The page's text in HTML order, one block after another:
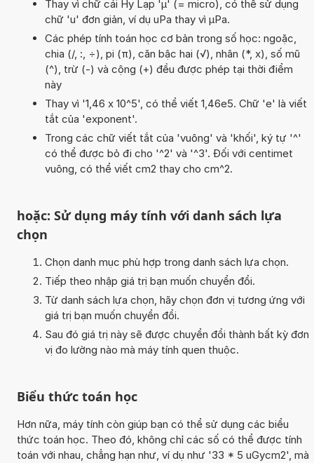
Thay vì chữ cái Hy Lạp 'µ' (= micro), có thể sử dụng
chữ 'u' đơn giản, ví dụ uPa thay vì µPa.
Các phép tính toán học cơ bản trong số học: ngoặc,
chia (/, :, ÷), pi (π), căn bậc hai (√), nhân (*, x), số mũ
(^), trừ (-) và cộng (+) đều được phép tại thời điểm
này
Thay vì '1,46 x 10^5', có thể viết 1,46e5. Chữ 'e' là viết
tắt của 'exponent'.
Trong các chữ viết tắt của 'vuông' và 'khối', ký tự '^'
có thể được bỏ đi cho '^2' và '^3'. Đối với centimet
vuông, có thể viết cm2 thay cho cm^2.
hoặc: Sử dụng máy tính với danh sách lựa
chọn
Chọn danh mục phù hợp trong danh sách lựa chọn.
Tiếp theo nhập giá trị bạn muốn chuyển đổi.
Từ danh sách lựa chọn, hãy chọn đơn vị tương ứng với
giá trị bạn muốn chuyển đổi.
Sau đó giá trị này sẽ được chuyển đổi thành bất kỳ đơn
vị đo lường nào mà máy tính quen thuộc.
Biểu thức toán học
Hơn nữa, máy tính còn giúp bạn có thể sử dụng các biểu
thức toán học. Theo đó, không chỉ các số có thể được tính
toán với nhau, chẳng hạn như, ví dụ như '33 * 5 uGycm2', mà